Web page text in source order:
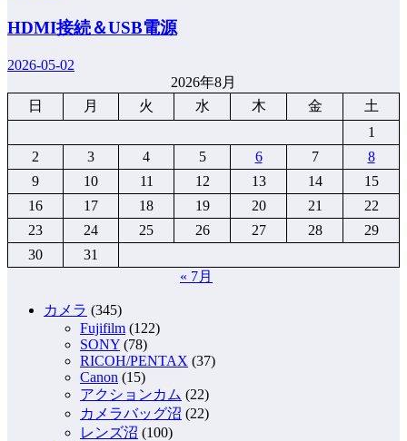
HDMI接続＆USB電源
2026-05-02
2026年8月
日
月 火 水 木 金
土
1
2
3 4 5 6 7
8
9
10 11 12 13 14
15
16
17 18 19 20 21
22
23
24 25 26 27 28
29
30
31
« 7月
カメラ (345)
Fujifilm (122)
SONY (78)
RICOH/PENTAX (37)
Canon (15)
アクションカム (22)
カメラバッグ沼 (22)
レンズ沼 (100)